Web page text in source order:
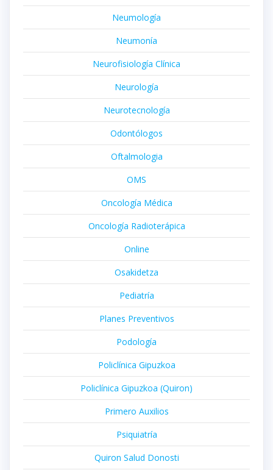
Neumología
Neumonía
Neurofisiología Clínica
Neurología
Neurotecnología
Odontólogos
Oftalmologia
OMS
Oncología Médica
Oncología Radioterápica
Online
Osakidetza
Pediatría
Planes Preventivos
Podología
Policlínica Gipuzkoa
Policlínica Gipuzkoa (Quiron)
Primero Auxilios
Psiquiatría
Quiron Salud Donosti